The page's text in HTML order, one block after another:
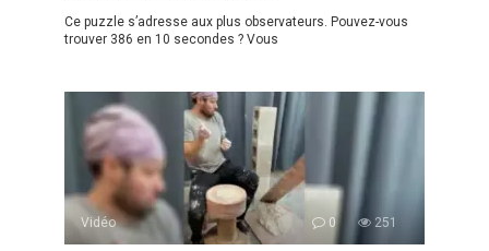
Ce puzzle s’adresse aux plus observateurs. Pouvez-vous
trouver 386 en 10 secondes ? Vous
Vidéo 0 251